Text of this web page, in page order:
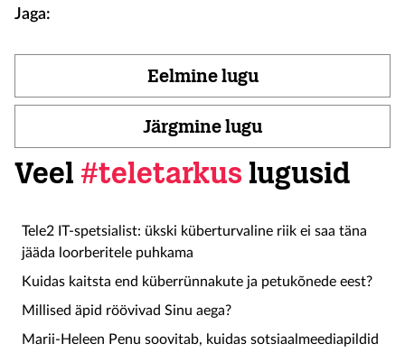
Jaga:
Eelmine lugu
Järgmine lugu
Veel #teletarkus lugusid
Tele2 IT-spetsialist: ükski küberturvaline riik ei saa täna
jääda loorberitele puhkama
Kuidas kaitsta end küberrünnakute ja petukõnede eest?
Millised äpid röövivad Sinu aega?
Marii-Heleen Penu soovitab, kuidas sotsiaalmeediapildid